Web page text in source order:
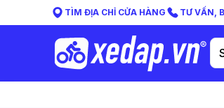
TÌM ĐỊA CHỈ CỬA HÀNG TƯ VẤN,